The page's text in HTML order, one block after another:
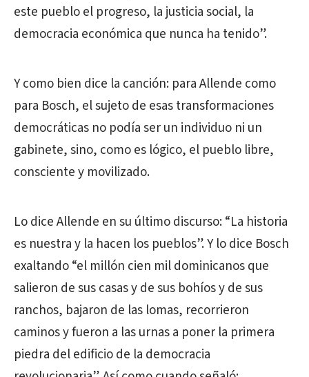
este pueblo el progreso, la justicia social, la
democracia económica que nunca ha tenido”.
Y como bien dice la canción: para Allende como
para Bosch, el sujeto de esas transformaciones
democráticas no podía ser un individuo ni un
gabinete, sino, como es lógico, el pueblo libre,
consciente y movilizado.
Lo dice Allende en su último discurso: “La historia
es nuestra y la hacen los pueblos”. Y lo dice Bosch
exaltando “el millón cien mil dominicanos que
salieron de sus casas y de sus bohíos y de sus
ranchos, bajaron de las lomas, recorrieron
caminos y fueron a las urnas a poner la primera
piedra del edificio de la democracia